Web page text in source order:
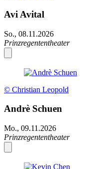
Avi Avital
So., 08.11.2026
Prinzregententheater
© Christian Leopold
Andrè Schuen
Mo., 09.11.2026
Prinzregententheater